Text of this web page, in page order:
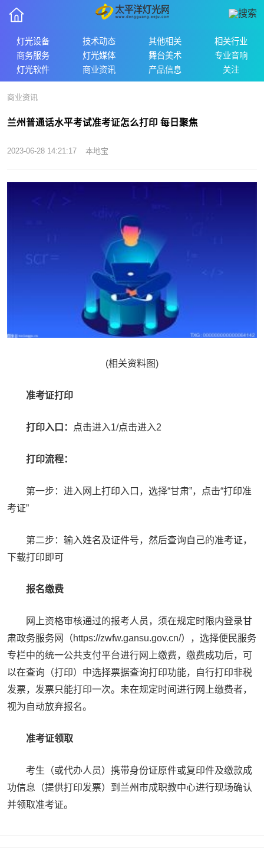
灯光设备 技术动态 其他相关
相关行业
商务服务
灯光媒体 舞台美术
专业音响
灯光软件
商业资讯 产品信息 关注
商业资讯
兰州普通话水平考试准考证怎么打印 每日聚焦
2023-06-28 14:21:17 本地宝
(相关资料图)
准考证打印
打印入口： 点击进入1/点击进入2
打印流程：
第一步：进入网上打印入口，选择“甘肃”，点击“打印准
考证”
第二步：输入姓名及证件号，然后查询自己的准考证，
下载打印即可
报名缴费
网上资格审核通过的报考人员，须在规定时限内登录甘
肃政务服务网（https://zwfw.gansu.gov.cn/），选择便民服务
专栏中的统一公共支付平台进行网上缴费，缴费成功后，可
以在查询（打印）中选择票据查询打印功能，自行打印非税
发票，发票只能打印一次。未在规定时间进行网上缴费者，
视为自动放弃报名。
准考证领取
考生（或代办人员）携带身份证原件或复印件及缴款成
功信息（提供打印发票）到兰州市成职教中心进行现场确认
并领取准考证。